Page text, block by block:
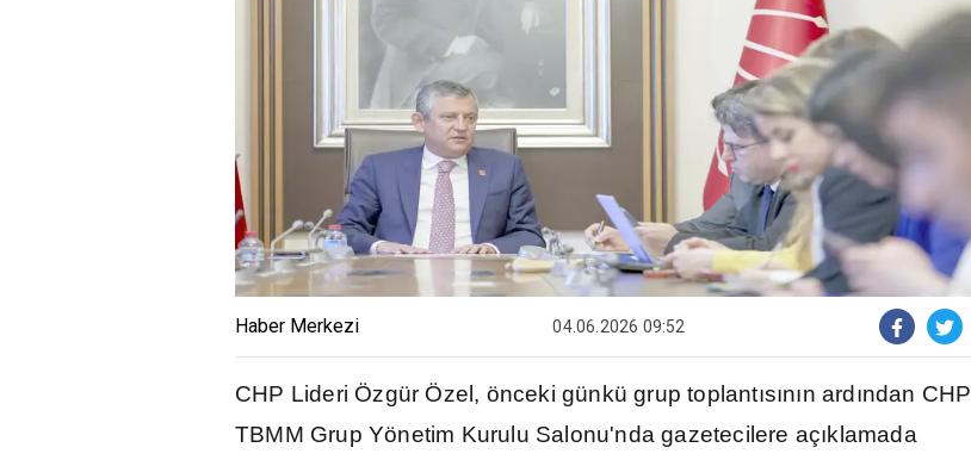
Haber Merkezi 04.06.2026 09:52
CHP Lideri Özgür Özel, önceki günkü grup toplantısının ard ından CHP
TBMM Grup Yönetim Kurulu Salonu'nda gazetecilere açıklamada